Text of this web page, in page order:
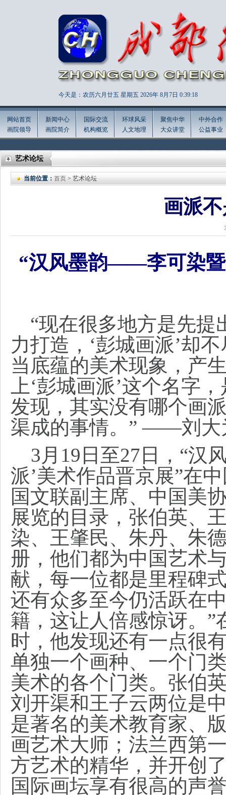
今天是：农历六月廿五 星期五 2026年 8月7日 0:39:20
网站首页
画院领导
新闻中心
画院简介
国际交流
机构概览
环球风采
人文地理
聚焦中华
大众讲堂
中外合作
公益事业
艺术论坛
当前位置： 首页 > 艺术论坛
画派
“汉风墨韵——李可染暨
“现在很多地方是先提
力打造，‘彭城画派’却
当底蕴的美术现象，产
上‘彭城画派’这个名字
发现，其实没有哪个画
渠成的事情。” ——刘大
3月19日至27日，“汉
派’美术作品晋京展”在
国文联副主席、中国美
展览的目录，张伯英、
染、王肇民、朱丹、朱
册，他们都为中国艺术
献，每一位都是里程碑
还有众多至今仍活跃在
籍，这让人倍感惊讶。”
时，他发现还有一点很
单独一个画种、一个门
美术的各个门类。张伯
刘开渠和王子云两位是
是著名的美术教育家、
画艺术大师；法兰西第
方艺术的精华，并开创
国际画坛享有很高的声